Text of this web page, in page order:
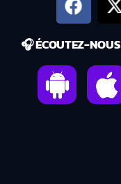
🎧 ÉCOUTEZ-NOUS